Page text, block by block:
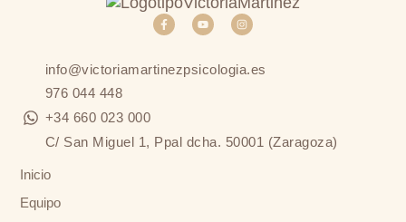
info@victoriamartinezpsicologia.es
976 044 448
+34 660 023 000
C/ San Miguel 1, Ppal dcha. 50001 (Zaragoza)
Inicio
Equipo